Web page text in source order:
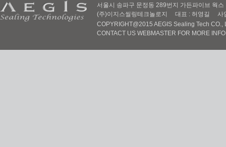
서울시 송파구 문정동 289번지 가든파이브 웍
(주)이지스씰링테크놀로지 대표 : 허영길 사
COPYRIGHT@2015 AEGIS Sealing Tech CO.,
CONTACT US WEBMASTER FOR MORE